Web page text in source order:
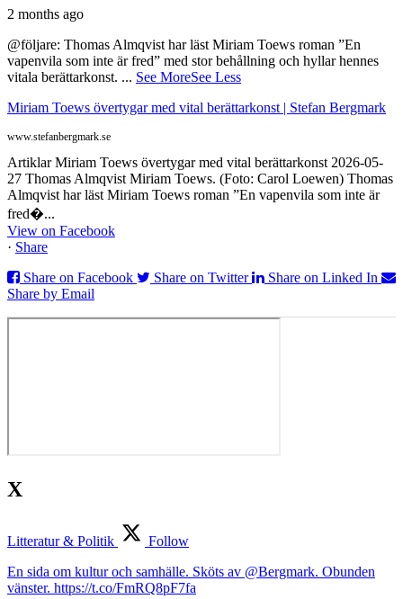
2 months ago
@följare: Thomas Almqvist har läst Miriam Toews roman ”En
vapenvila som inte är fred” med stor behållning och hyllar hennes
vitala berättarkonst. ... See MoreSee Less
Miriam Toews övertygar med vital berättarkonst | Stefan Bergmark
www.stefanbergmark.se
Artiklar Miriam Toews övertygar med vital berättarkonst 2026-05-
27 Thomas Almqvist Miriam Toews. (Foto: Carol Loewen) Thomas
Almqvist har läst Miriam Toews roman ”En vapenvila som inte är
fred�...
View on Facebook
· Share
Share on Facebook
Share on Twitter
Share on Linked In
Share by Email
X
Litteratur & Politik
Follow
En sida om kultur och samhälle. Sköts av @Bergmark. Obunden
vänster. https://t.co/FmRQ8pF7fa